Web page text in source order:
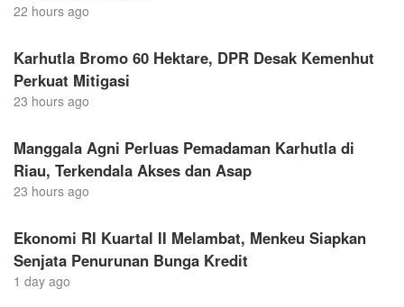
22 hours ago
Karhutla Bromo 60 Hektare, DPR Desak Kemenhut
Perkuat Mitigasi
23 hours ago
Manggala Agni Perluas Pemadaman Karhutla di
Riau, Terkendala Akses dan Asap
23 hours ago
Ekonomi RI Kuartal II Melambat, Menkeu Siapkan
Senjata Penurunan Bunga Kredit
1 day ago